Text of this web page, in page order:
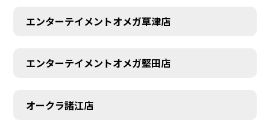
エンターテイメントオメガ草津店
エンターテイメントオメガ堅田店
オークラ諸江店